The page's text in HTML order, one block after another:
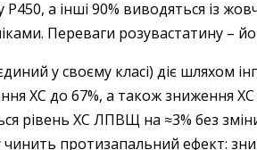
а інші 90% виводяться із
Переваги розувастатину –
у своєму класі) діє шляхом
ХС до 67%, а також зниження
рівень ХС ЛПВЩ на ≈3% без
чинить протизапальний ефект: